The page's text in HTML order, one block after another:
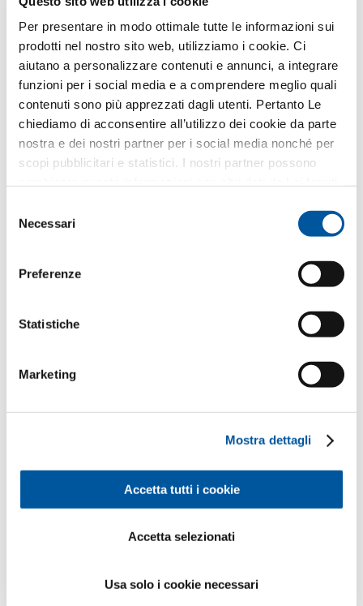
Per presentare in modo ottimale tutte le informazioni sui
prodotti nel nostro sito web, utilizziamo i cookie. Ci
aiutano a personalizzare contenuti e annunci, a integrare
funzioni per i social media e a comprendere meglio quali
contenuti sono più apprezzati dagli utenti. Pertanto Le
chiediamo di acconsentire all’utilizzo dei cookie da parte
nostra e dei nostri partner per i social media nonché per
scopi pubblicitari e statistici. I nostri partner possono
delNecessari
Preferenze
Statistiche
Marketing
Mostra dettagli
Accetta tutti i cookie
Accetta selezionati
Usa solo i cookie necessari
Finstral utilizza i Suoi dati solo per elaborare la Sua
richiesta – e non per l’invio di eventuali materiali
pubblicitari non desiderati. Inoltriamo i Suoi dati al
rivenditore partner selezionato esclusivamente a
questo scopo. Tutti i dettagli sul trattamento dei dati
sono descritti nella presenteinformativa privacy.
Quale argomento Le interessa?
Finestre
Porte d’ingresso